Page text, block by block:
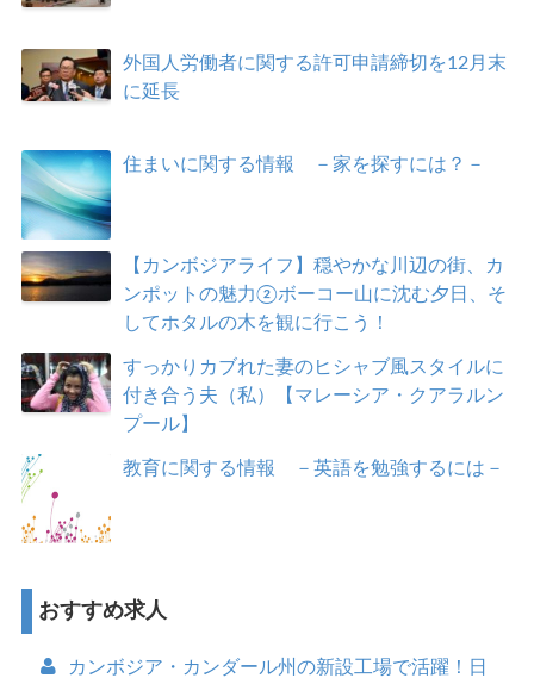
外国人労働者に関する許可申請締切を12月末
に延長
住まいに関する情報 －家を探すには？－
【カンボジアライフ】穏やかな川辺の街、カ
ンポットの魅力②ボーコー山に沈む夕日、そ
してホタルの木を観に行こう！
すっかりカブれた妻のヒシャブ風スタイルに
付き合う夫（私）【マレーシア・クアラルン
プール】
教育に関する情報 －英語を勉強するには－
おすすめ求人
カンボジア・カンダール州の新設工場で活躍！日